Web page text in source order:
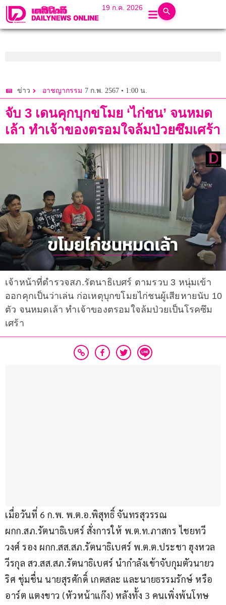
19 ก.ค. 2026
ข่าว อาชญากรรม 7 ก.พ. 2567 • 1:00 น.
จับ 3 เดนคุกบุกขโมย ‘ไก่ชน’ จนหมด
เล้า ทำเจ้าของตรอมใจล้มป่วยซึมเศร้า
เจ้าหน้าที่ตำรวจสภ.รัตนาธิเบศร์ ตามรวบ 3 หนุ่มเข้า
ออกคุกเป็นว่าเล่น ก่อเหตุบุกขโมยไก่ชนผู้เสียหายนับ 10
ตัว จนหมดเล้า ทำเจ้าของตรอมใจล้มป่วยเป็นโรคซึม
เศร้า
เมื่อวันที่ 6 ก.พ. พ.ต.อ.พิสุทธิ์ จันทรสุวรรณ
ผกก.สภ.รัตนาธิเบศร์ สั่งการให้ พ.ต.ท.ภาสกร ไชยทวี
วงศ์ รอง ผกก.สส.สภ.รัตนาธิเบศร์ พ.ต.ต.ประชา ฮุงหวล
วีรกุล สว.สส.สภ.รัตนาธิเบศร์ นำกำลังเข้าจับกุมตัวนายว
ริศ ชุ่มชื่น นายสุรศักดิ์ เกตสละ และนายธรรมรักษ์ หรือ
อาร์ต แตงขาว (หัวหน้าแก๊ง) หลังทั้ง 3 คนเพิ่งพ้นโทษ